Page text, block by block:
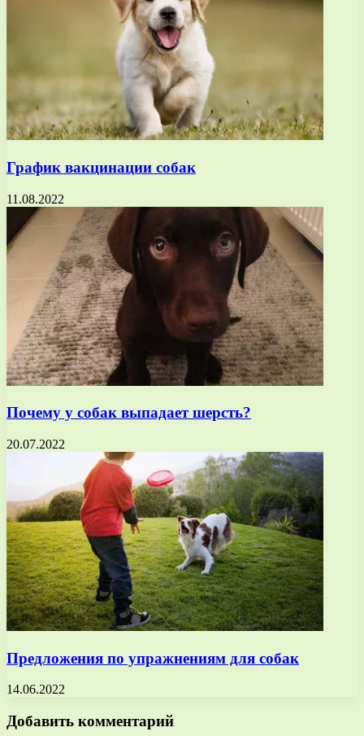
График вакцинации собак
11.08.2022
Почему у собак выпадает шерсть?
20.07.2022
Предложения по упражнениям для собак
14.06.2022
Добавить комментарий